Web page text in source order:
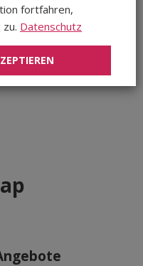
fortfahren,
Datenschutz